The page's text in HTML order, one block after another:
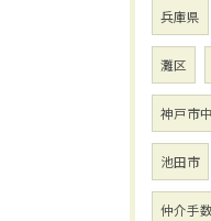
兵庫県
灘区
神戸市
池田市
仲介手